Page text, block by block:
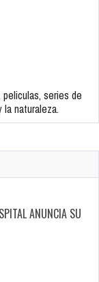
series de
naturaleza.
ANUNCIA SU